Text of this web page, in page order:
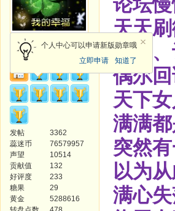
天使
个人中心可以申请新版勋章哦
立即申请
知道了
发帖
3362
蕊迷币
76579957
声望
10514
贡献值
132
好评度
233
糖果
29
黄金
5288616
天天
转发
偶尔
天下
满满
突然
以为
满心